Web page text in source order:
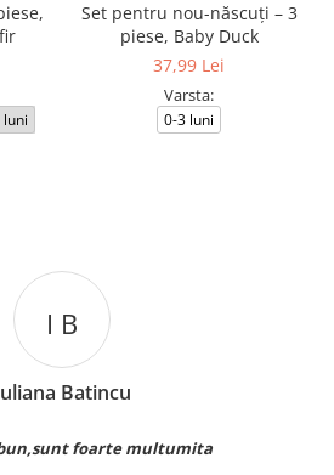
luni
Set pentru nou-născuți – 3
piese, Baby Duck
37,99 Lei
Varsta:
0-3 luni
multumita